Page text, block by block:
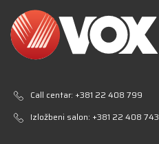
Call centar: +381 22 408 799
Izložbeni salon: +381 22 408 743